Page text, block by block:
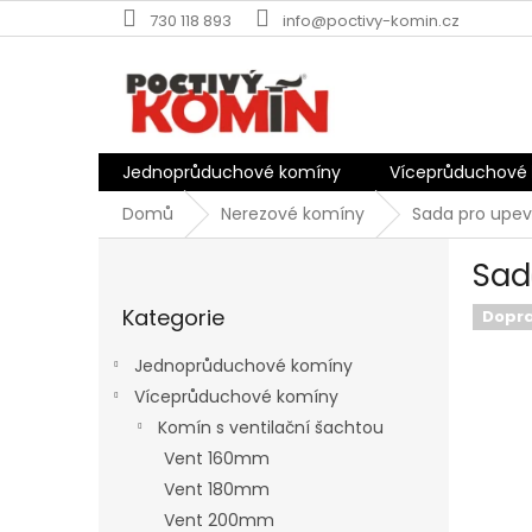
na
730 118 893 info@poctivy-komin.cz
Jednoprůduchové komíny
Domů
Nerezové komíny Sada pro
kategorie
Kategorie
Jednoprůduchové komíny
Víceprůduchové komíny
Komín s ventilační šachtou
Vent 160mm
Vent 180mm
Vent 200mm